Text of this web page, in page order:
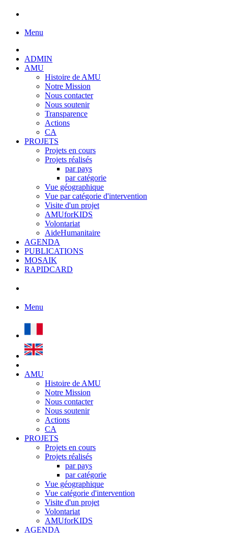
Menu
ADMIN
AMU
Histoire de AMU
Notre Mission
Nous contacter
Nous soutenir
Transparence
Actions
CA
PROJETS
Projets en cours
Projets réalisés
par pays
par catégorie
Vue géographique
Vue par catégorie d'intervention
Visite d'un projet
AMUforKIDS
Volontariat
AideHumanitaire
AGENDA
PUBLICATIONS
MOSAIK
RAPIDCARD
Menu
AMU
Histoire de AMU
Notre Mission
Nous contacter
Nous soutenir
Actions
CA
PROJETS
Projets en cours
Projets réalisés
par pays
par catégorie
Vue géographique
Vue catégorie d'intervention
Visite d'un projet
Volontariat
AMUforKIDS
AGENDA